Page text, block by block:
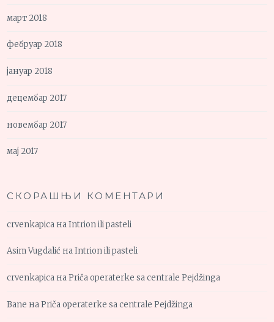
март 2018
фебруар 2018
јануар 2018
децембар 2017
новембар 2017
мај 2017
СКОРАШЊИ КОМЕНТАРИ
crvenkapica наIntrion ili pasteli
Asim Vugdalić наIntrion ili pasteli
crvenkapica наPriča operaterke sa centrale Pejdžinga
Bane наPriča operaterke sa centrale Pejdžinga